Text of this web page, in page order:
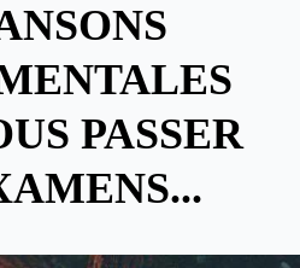
PASSER